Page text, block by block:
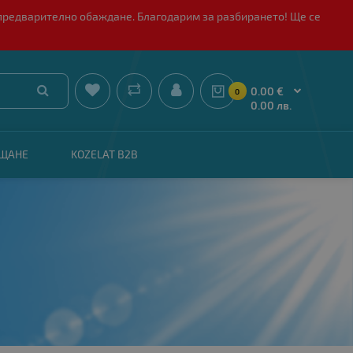
обаждане. Благодарим за разбирането! Ще се
 0

0.00 €
0.00 лв.
KOZELAT B2B